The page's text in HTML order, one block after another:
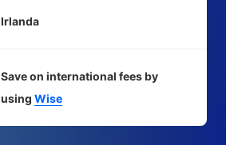
Irlanda
Save on international fees by
using Wise